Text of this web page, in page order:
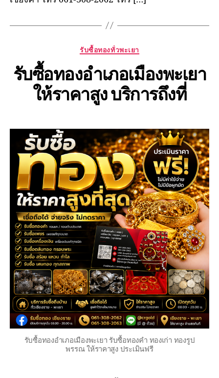
Categories
รับซื้อทองทั่วพะเยา
รับซื้อทองอำเภอเมืองพะเยา
ให้ราคาสูง บริการถึงที่
รับซื้อทองอำเภอเมืองพะเยา รับซื้อทองคำ ทองเก่า ทองรูป
พรรณ ให้ราคาสูง ประเมินฟรี